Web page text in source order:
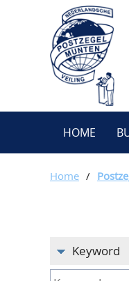
HOME
Home /
Keyword